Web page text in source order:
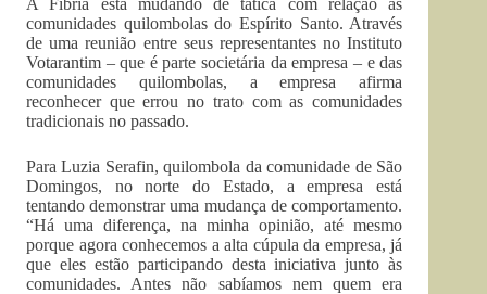
A Fibria está mudando de tática com relação às
comunidades quilombolas do Espírito Santo. Através
de uma reunião entre seus representantes no Instituto
Votarantim – que é parte societária da empresa – e das
comunidades quilombolas, a empresa afirma
reconhecer que errou no trato com as comunidades
tradicionais no passado.
Para Luzia Serafin, quilombola da comunidade de São
Domingos, no norte do Estado, a empresa está
tentando demonstrar uma mudança de comportamento.
“Há uma diferença, na minha opinião, até mesmo
porque agora conhecemos a alta cúpula da empresa, já
que eles estão participando desta iniciativa junto às
comunidades. Antes não sabíamos nem quem era